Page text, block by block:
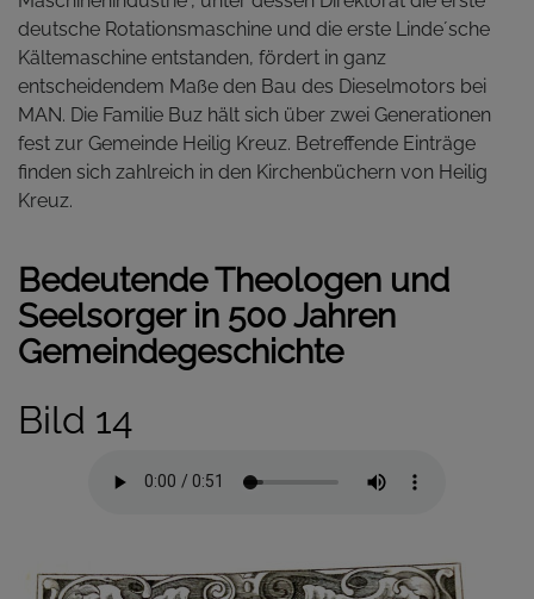
deutsche Rotationsmaschine und die erste Linde´sche
Kältemaschine entstanden, fördert in ganz
entscheidendem Maße den Bau des Dieselmotors bei
MAN. Die Familie Buz hält sich über zwei Generationen
fest zur Gemeinde Heilig Kreuz. Betreffende Einträge
finden sich zahlreich in den Kirchenbüchern von Heilig
Kreuz.
Bedeutende Theologen und
Seelsorger in 500 Jahren
Gemeindegeschichte
Bild 14